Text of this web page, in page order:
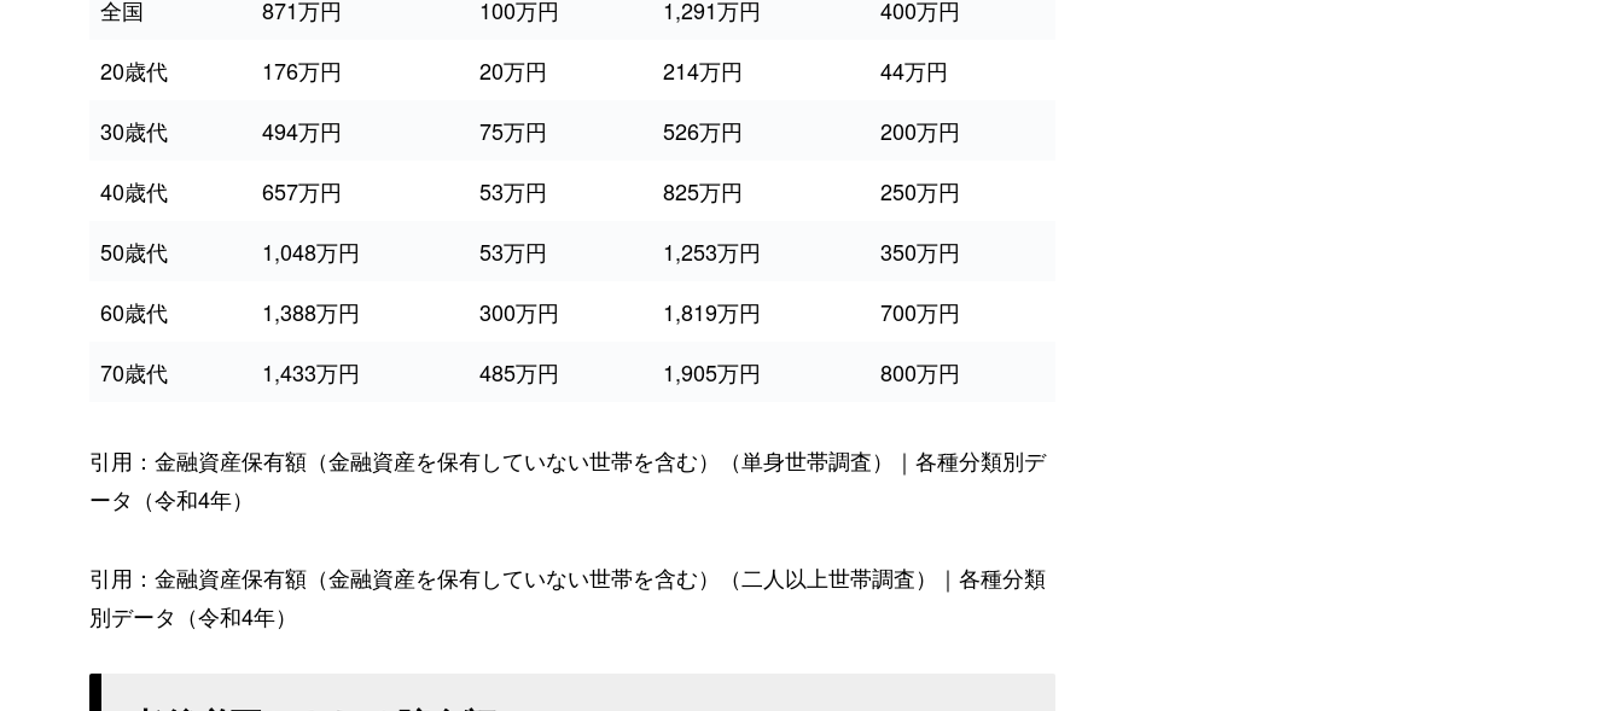
全国
871万円 100万円 1,291万円
400万円
20歳代
176万円 20万円 214万円
44万円
30歳代
494万円 75万円 526万円
200万円
40歳代
657万円 53万円 825万円
250万円
50歳代
1,048万円 53万円 1,253万円
350万円
60歳代
1,388万円 300万円 1,819万円
700万円
70歳代
1,433万円 485万円 1,905万円 800万円
引用：金融資産保有額（金融資産を保有していない世帯を含む）（単身世帯調査）｜各種分類別デ
ータ（令和4年）
引用：金融資産保有額（金融資産を保有していない世帯を含む）（二人以上世帯調査）｜各種分類
別データ（令和4年）